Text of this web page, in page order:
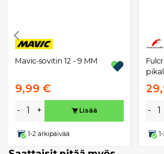
Mavic-sovitin 12 - 9 MM
9,99 €
- + Lisää
1-2 arkipäivää
-